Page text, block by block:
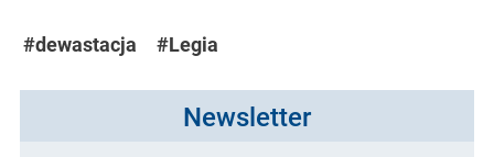
#dewastacja #Legia
Newsletter